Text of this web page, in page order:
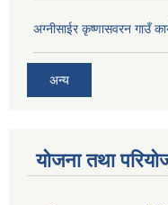
अग्नीसाईर कृष्णासवरन गाउँ
अन्य
योजना तथा